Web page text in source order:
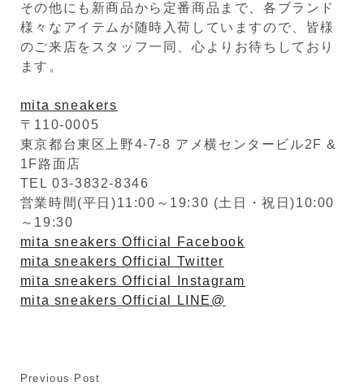
その他にも新商品から定番商品まで、各ブランド
様々なアイテムが随時入荷していますので、皆様
のご来店をスタッフ一同、心よりお待ちしており
ます。
mita sneakers
〒110-0005
東京都台東区上野4-7-8 アメ横センタービル2F &
1F路面店
TEL 03-3832-8346
営業時間(平日)11:00～19:30 (土日・祝日)10:00
～19:30
mita sneakers Official Facebook
mita sneakers Official Twitter
mita sneakers Official Instagram
mita sneakers Official LINE@
Previous Post